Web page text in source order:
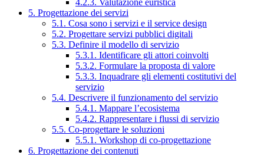
5. Progettazione dei servizi
5.1. Cosa sono i servizi e il service design
5.2. Progettare servizi pubblici digitali
5.3. Definire il modello di servizio
5.3.1. Identificare gli attori coinvolti
5.3.2. Formulare la proposta di valore
5.3.3. Inquadrare gli elementi costitutivi del
servizio
5.4. Descrivere il funzionamento del servizio
5.4.1. Mappare l’ecosistema
5.4.2. Rappresentare i flussi di servizio
5.5. Co-progettare le soluzioni
5.5.1. Workshop di co-progettazione
6. Progettazione dei contenuti